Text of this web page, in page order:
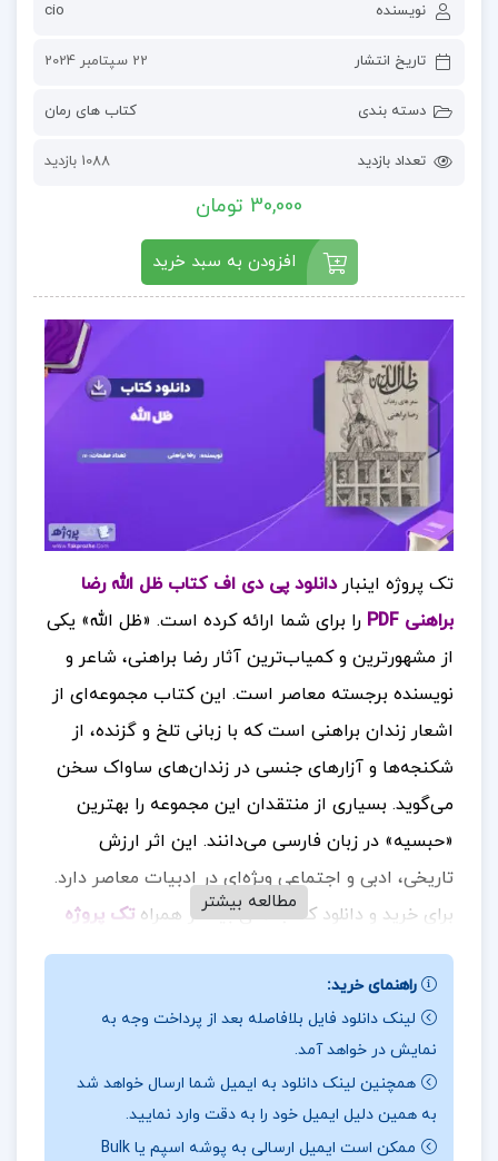
نویسنده cio
تاریخ انتشار 22 سپتامبر 2024
دسته بندی کتاب های رمان
تعداد بازدید 1088 بازدید
30,000 تومان
افزودن به سبد خرید
تک پروژه اینباردانلود پی دی اف کتاب ظل الله رضا
براهنی PDF
را برای شما ارائه کرده است. «ظل الله» یکی
از مشهورترین و کمیاب‌ترین آثار رضا براهنی، شاعر و
نویسنده برجسته معاصر است. این کتاب مجموعه‌ای از
اشعار زندان براهنی است که با زبانی تلخ و گزنده، از
شکنجه‌ها و آزارهای جنسی در زندان‌های ساواک سخن
می‌گوید. بسیاری از منتقدان این مجموعه را بهترین
«حبسیه» در زبان فارسی می‌دانند. این اثر ارزش
تاریخی، ادبی و اجتماعی ویژه‌ای در ادبیات معاصر دارد.
برای خرید و دانلود کتاب های بیشتر همراه تک پروژه
باشید.
درباره و خلاصه کتاب ظل الله رضا براهنی
تاب «ظل الله» در دهه پنجاه به صورت کتابی کم‌حجم
با قطع پالتویی و جلد شومیز منتشر شد. این اثر،
مجموعه‌ای از اشعار زندان نویسنده و شاعر برجسته
مطالعه بیشتر
راهنمای خرید:
لینک دانلود فایل بلافاصله بعد از پرداخت وجه به
نمایش در خواهد آمد.
همچنین لینک دانلود به ایمیل شما ارسال خواهد شد
به همین دلیل ایمیل خود را به دقت وارد نمایید.
ممکن است ایمیل ارسالی به پوشه اسپم یا Bulk